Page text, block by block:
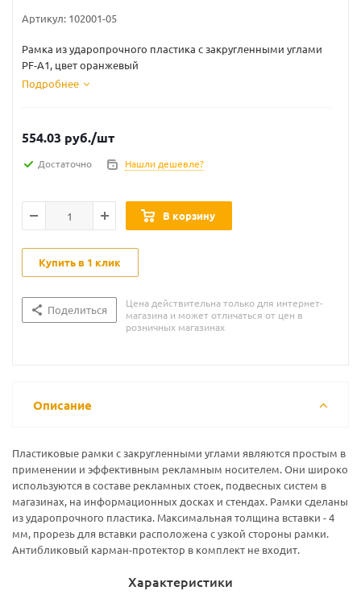
Артикул: 102001-05
Рамка из ударопрочного пластика с закругленными углами
PF-А1, цвет оранжевый
Подробнее
554.03 руб./шт
Достаточно Нашли дешевле?
В корзину
Купить в 1 клик
Поделиться
Цена действительна только для интернет-
магазина и может отличаться от цен в
розничных магазинах
Описание
Пластиковые рамки с закругленными углами являются простым в
применении и эффективным рекламным носителем. Они широко
используются в составе рекламных стоек, подвесных систем в
магазинах, на информационных досках и стендах. Рамки сделаны
из ударопрочного пластика. Максимальная толщина вставки - 4
мм, прорезь для вставки расположена с узкой стороны рамки.
Антибликовый карман-протектор в комплект не входит.
Характеристики